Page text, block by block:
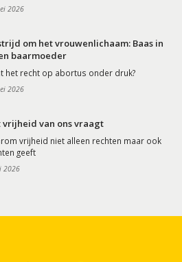
2026
om het vrouwenlichaam: Baas in
baarmoeder
het recht op abortus onder druk?
2026
vrijheid van ons vraagt
vrijheid niet alleen rechten maar ook
geeft
2026